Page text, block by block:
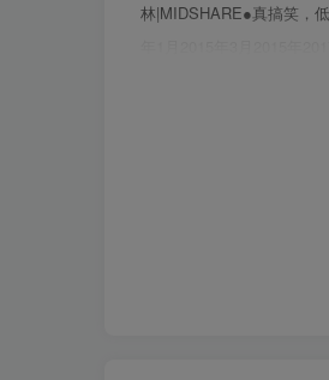
林|MIDSHARE●真搞笑，
年1月2015年3月2015年